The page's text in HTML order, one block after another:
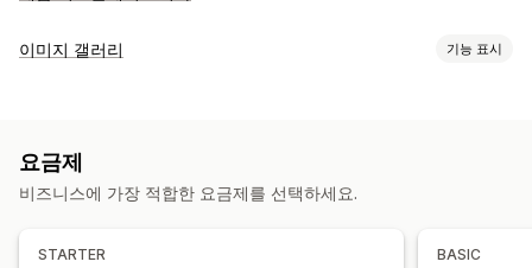
이미지 갤러리 기능 표시
맞춤 설정
요금제
비즈니스에 가장 적합한 요금제를 선택하세요.
STARTER BASIC